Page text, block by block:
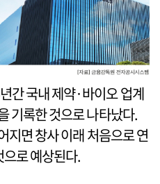
간 국내 제약·바이오 업계
기록한 것으로 나타났다.
지면 창사 이래 처음으로 연
로 예상된다.